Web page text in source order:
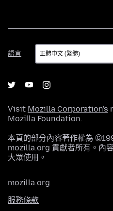
語言
語
言
Visit Mozilla Corporation's
Mozilla Foundation.
本頁的部分內容著作權為
mozilla.org 貢獻者所有。內
大眾使用。
mozilla.org
服務條款